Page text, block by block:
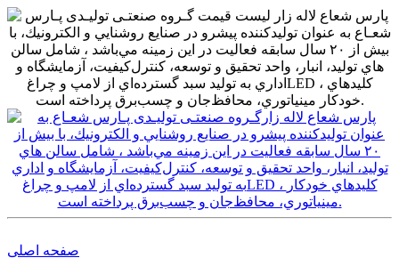
صفحه اصلی